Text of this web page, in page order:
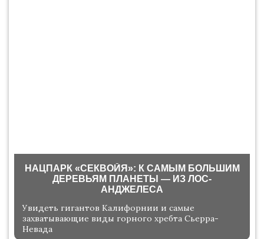
НАЦПАРК «СЕКВОЙЯ»: К САМЫМ БОЛЬШИМ
ДЕРЕВЬЯМ ПЛАНЕТЫ — ИЗ ЛОС-
АНДЖЕЛЕСА
Увидеть гигантов Калифорнии и самые
захватывающие виды горного хребта Сьерра-
Невада